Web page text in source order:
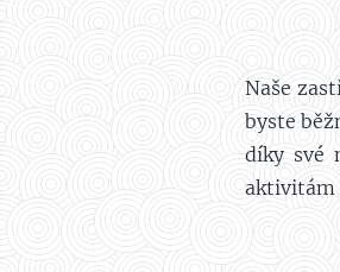
Naše
byste
díky své
aktivitám